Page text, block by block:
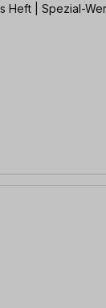
Heft | Spezial-